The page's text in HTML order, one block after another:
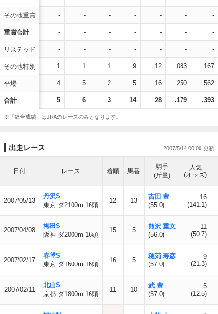
その他重賞
重賞合計
リステッド
その他特別
平場
合計
- - - - - - -
- - - - - - -
- - - - - - -
1 1 1 9 12 .083 .167
4 5 2 5 16 .250 .562
5 6 3 14 28 .179 .393
※「総合成績」はJRAのレースのみとなります。
出走レース 2007/5/14 00:00
日付 レース 着順 馬番
騎手
(斤量)
人気
(オッズ)
2007/05/13
丹沢S
東京 ダ2100m 16頭
12 13
吉田 豊
(55.0)
16
(141.1)
2007/04/08
梅田S
阪神 ダ2000m 16頭
15 5
熊沢 重文
(56.0)
11
(50.7)
2007/02/17
春望S
東京 ダ1600m 16頭
16 5
穂苅 寿彦
(57.0)
9
(21.3)
2007/02/11
北山S
京都 ダ1800m 16頭
11 10
武 豊
(57.0)
5
(12.5)